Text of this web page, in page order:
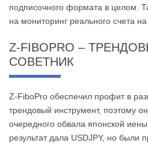
подписочного формата в целом.
на мониторинг реального счета
Z-FIBOPRO –
СОВЕТНИК
Z-FiboPro обеспечил профит в
трендовый инструмент, поэтому
очередного обвала японской
результат дала USDJPY, но были